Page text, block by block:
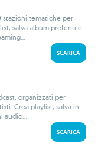
stazioni tematiche per
salva album preferiti e
SCARICA
organizzati per
Crea playlist, salva in
audio...
SCARICA